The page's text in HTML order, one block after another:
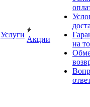
Услуги
Акции
на